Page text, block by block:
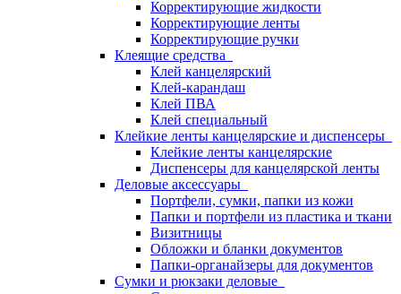
Корректирующие жидкости
Корректирующие ленты
Корректирующие ручки
Клеящие средства
Клей канцелярский
Клей-карандаш
Клей ПВА
Клей специальный
Клейкие ленты канцелярские и диспенсеры
Клейкие ленты канцелярские
Диспенсеры для канцелярской ленты
Деловые аксессуары
Портфели, сумки, папки из кожи
Папки и портфели из пластика и ткани
Визитницы
Обложки и бланки документов
Папки-органайзеры для документов
Сумки и рюкзаки деловые